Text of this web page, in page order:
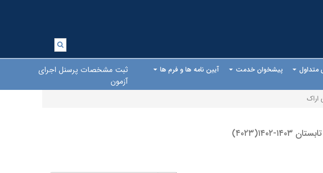
ثبت مشخصات پرسنل اجرای
آزمون
پیشخوان خدمت آیین نامه ها و فرم ها